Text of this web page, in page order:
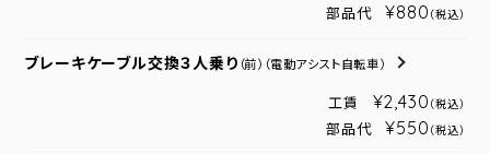
部品代 ¥880 （税込）
ブレーキケーブル交換３人乗り （前） （電動アシスト自転車）
工賃 ¥2,430 （税込）
部品代 ¥550 （税込）